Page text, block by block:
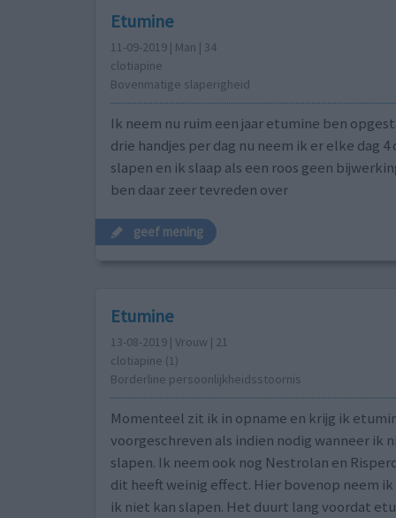
Etumine
11-09-2019 | Man | 34
clotiapine
Bovenmatige slaperigheid
Ik neem nu ruim een jaar etumine ben
drie handjes per dag nu neem ik er elke dag 4
slapen en ik slaap als een roos geen
ben daar zeer tevreden over
geef mening
Etumine
13-08-2019 | Vrouw | 21
clotiapine (1)
Borderline persoonlijkheidsstoornis
Momenteel zit ik in opname en krijg ik
voorgeschreven als indien nodig wanneer ik
slapen. Ik neem ook nog Nestrolan en
dit heeft weinig effect. Hier bovenop neem
ik niet kan slapen. Het duurt lang voordat